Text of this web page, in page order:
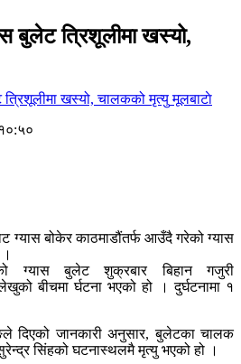
बुलेट त्रिशूलीमा खस्यो,
मूलबाटाे
ग्यास बोकेर काठमाडौंतर्फ आउँदै गरेको ग्यास
ग्यास बुलेट शुक्रबार बिहान गजुरी
बीचमा र्घटना भएको हो । दुर्घटनामा १
दिएको जानकारी अनुसार, बुलेटका चालक
सिंहको घटनास्थलमै मृत्यु भएको हो ।